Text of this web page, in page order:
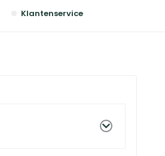
Klantenservice